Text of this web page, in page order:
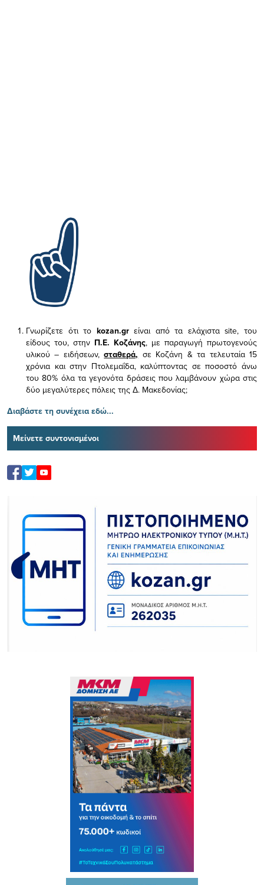
Γνωρίζετε ότι το kozan.gr είναι από τα ελάχισταsite, του
είδους του, στην Π.Ε. Κοζάνης, με παραγωγή πρωτογενούς
υλικού – ειδήσεων,σταθερά, σε Κοζάνη & τα τελευταία 15
χρόνια και στην Πτολεμαΐδα, καλύπτοντας σε ποσοστό άνω
του 80% όλα τα γεγονότα δράσεις που λαμβάνουν χώρα στις
δύο μεγαλύτερες πόλεις της Δ. Μακεδονίας;
Διαβάστε τη συνέχεια εδώ...
Μείνετε συντονισμένοι